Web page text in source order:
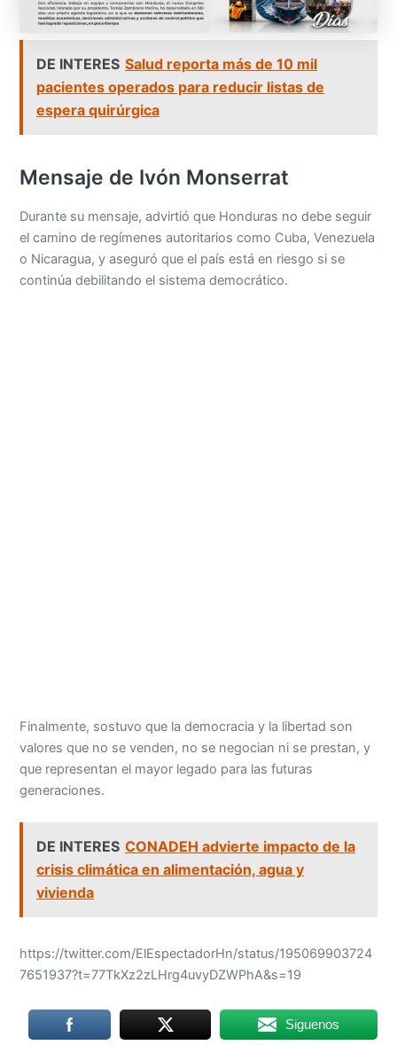
DE INTERES Salud reporta más de 10 mil
pacientes operados para reducir listas de
espera quirúrgica
Mensaje de Ivón Monserrat
Durante su mensaje, advirtió que Honduras no debe seguir
el camino de regímenes autoritarios como Cuba, Venezuela
o Nicaragua, y aseguró que el país está en riesgo si se
continúa debilitando el sistema democrático.
Finalmente, sostuvo que la democracia y la libertad son
valores que no se venden, no se negocian ni se prestan, y
que representan el mayor legado para las futuras
generaciones.
DE INTERES CONADEH advierte impacto de la
crisis climática en alimentación, agua y
vivienda
https://twitter.com/ElEspectadorHn/status/195069903724
7651937?t=77TkXz2zLHrg4uvyDZWPhA&s=19
Siguenos